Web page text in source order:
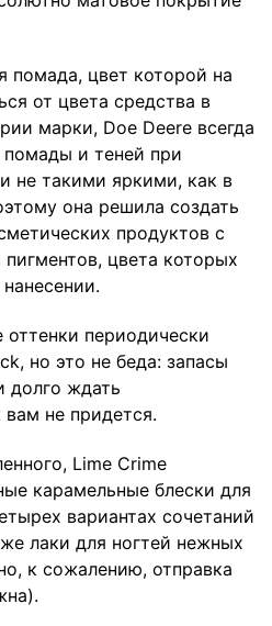
помада, цвет которой на
от цвета средства в
марки, Doe Deere всегда
помады и теней при
не такими яркими, как в
она решила создать
продуктов с
цвета которых
периодически
но это не беда: запасы
долго ждать
не придется.
Lime Crime
карамельные блески для
вариантах сочетаний
лаки для ногтей нежных
к сожалению, отправка